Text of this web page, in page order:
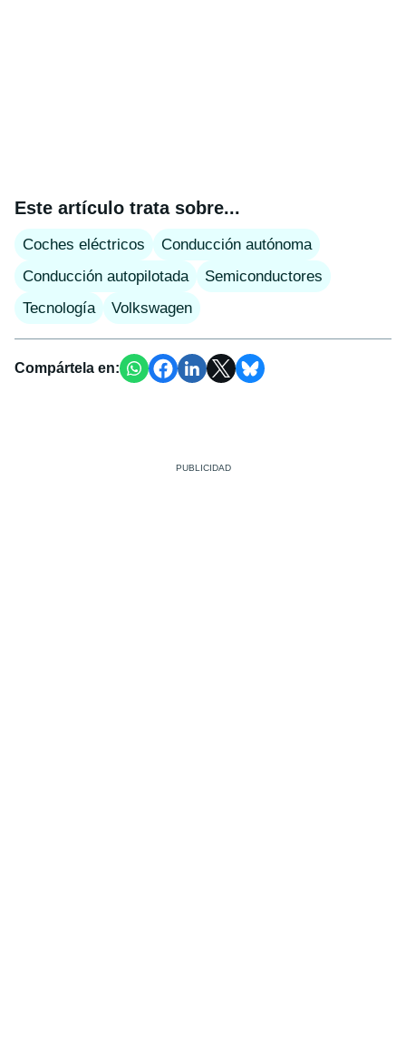
Este artículo trata sobre...
Coches eléctricos
Conducción autónoma
Conducción autopilotada
Semiconductores
Tecnología
Volkswagen
Compártela en: